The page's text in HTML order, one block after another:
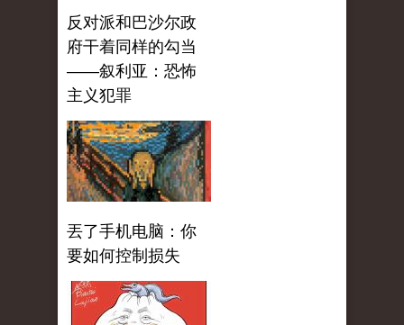
反对派和巴沙尔政
府干着同样的勾当
——叙利亚：恐怖
主义犯罪
丟了手机电脑：你
要如何控制损失